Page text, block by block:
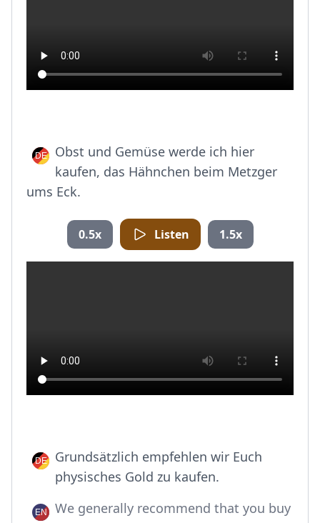
Obst und Gemüse werde ich hier
kaufen, das Hähnchen beim Metzger
ums Eck.
0.5x Listen 1.5x
Grundsätzlich empfehlen wir Euch
physisches Gold zu kaufen.
We generally recommend that you buy